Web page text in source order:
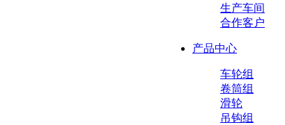
生产车间
合作客户
产品中心
车轮组
卷筒组
滑轮
吊钩组